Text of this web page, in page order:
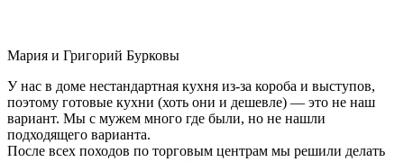
Мария и Григорий Бурковы
У нас в доме нестандартная кухня из-за короба и выступов,
поэтому готовые кухни (хоть они и дешевле) — это не наш
вариант. Мы с мужем много где были, но не нашли
подходящего варианта.
После всех походов по торговым центрам мы решили делать